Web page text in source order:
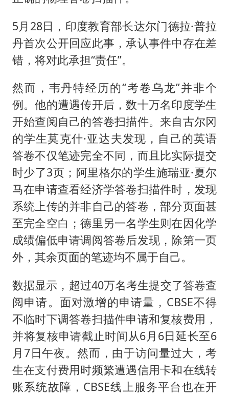
5月28日，印度教育部长达尔门德拉·普拉
丹首次公开回应此事，承认事件中存在差
错，将对此承担“责任”。
然而，韦丹特经历的“考卷乌龙”并非个
例。他的遭遇传开后，数十万名印度学生
开始查阅自己的答卷扫描件。来自古尔冈
的学生莫克什·亚达夫发现，自己的英语
答卷不仅笔迹完全不同，而且比实际提交
时少了3页；阿里格尔的学生施瑞亚·夏尔
马在申请查看经济学答卷扫描件时，发现
系统上传的并非自己的答卷，部分页面甚
至完全空白；德里另一名学生则在因化学
成绩偏低申请调阅答卷后发现，除第一页
外，其余页面的笔迹均不属于自己。
数据显示，超过40万名考生提交了答卷查
阅申请。面对激增的申请量，CBSE不得
不临时下调答卷扫描件申请和复核费用，
并将复核申请截止时间从6月6日延长至6
月7日午夜。然而，由于访问量过大，考
生在支付费用时频繁遭遇信用卡和在线转
账系统故障，CBSE线上服务平台也在开